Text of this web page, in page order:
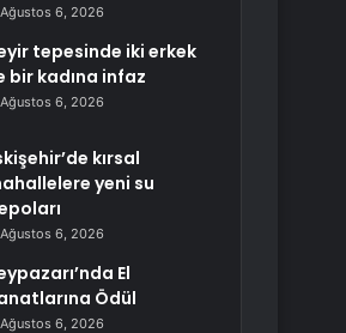
Ağustos 6, 2026
tepesinde iki erkek
bir kadına infaz
Ağustos 6, 2026
kırsal
yeni su
Ağustos 6, 2026
El
Ödül
Ağustos 6, 2026